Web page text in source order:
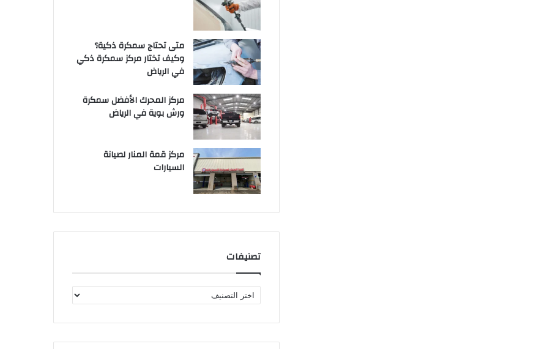
متى تحتاج سمكرة ذكية؟
وكيف تختار مركز سمكرة ذكي
في الرياض
مركز المحرك الأفضل سمكرة
ورش بوية في الرياض
مركز قمة المنار لصيانة
السيارات
تصنيفات
ص
ف